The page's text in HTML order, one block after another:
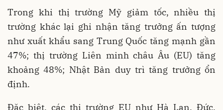
Trong khi thị trường Mỹ giảm tốc, nhiều thị
trường khác lại ghi nhận tăng trưởng ấn tượng
như xuất khẩu sang Trung Quốc tăng mạnh gần
47%; thị trường Liên minh châu Âu (EU) tăng
khoảng 48%; Nhật Bản duy trì tăng trưởng ổn
định.
Đặc biệt, các thị trường EU như Hà Lan, Đức,